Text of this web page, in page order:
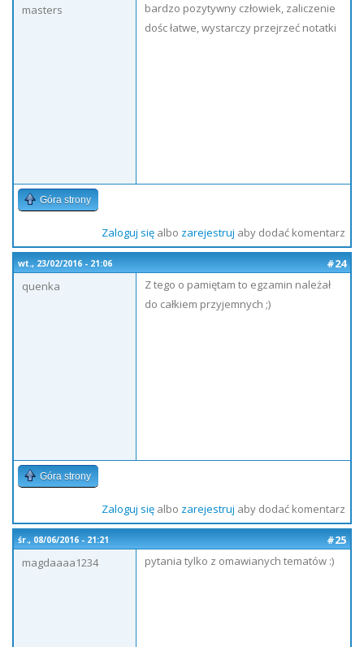
masters
bardzo pozytywny człowiek, zaliczenie
dośc łatwe, wystarczy przejrzeć notatki
Góra strony
Zaloguj sięalbo zarejestruj aby dodać komentarz
wt., 23/02/2016 - 21:06
#24
quenka
Z tego o pamiętam to egzamin należał
do całkiem przyjemnych ;)
Góra strony
Zaloguj sięalbo zarejestruj aby dodać komentarz
śr., 08/06/2016 - 21:21
#25
magdaaaa1234
pytania tylko z omawianych tematów :)